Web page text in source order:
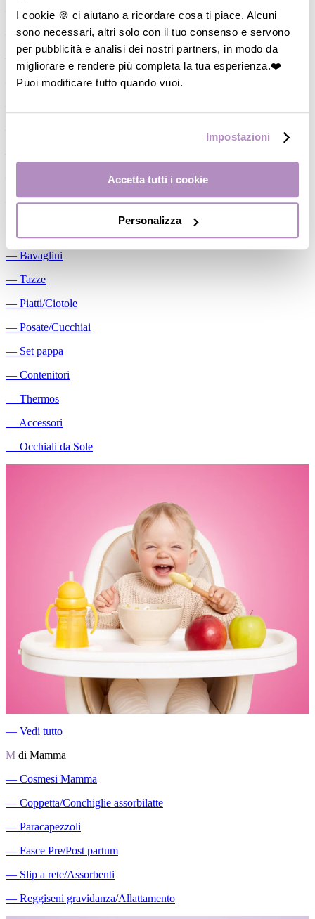
I cookie 🍪 ci aiutano a ricordare cosa ti piace. Alcuni
sono necessari, altri solo con il tuo consenso e servono
per pubblicità e analisi dei nostri partners, in modo da
migliorare e rendere più completa la tua esperienza.❤️
Puoi modificare tutto quando vuoi.
Impostazioni
Accetta tutti i cookie
Personalizza
―
Cuscini allattamento
―Biberon
―
Tettarelle
―Succhietti
Conservalatte Materno
―Massaggiagengive
― Bavaglini
― Tazze
― Piatti/Ciotole
― Posate/Cucchiai
― Set pappa
― Contenitori
― Thermos
― Accessori
― Occhiali da Sole
― Vedi tutto
M di Mamma
― Cosmesi Mamma
― Coppetta/Conchiglie assorbilatte
― Paracapezzoli
― Fasce Pre/Post partum
― Slip a rete/Assorbenti
― Reggiseni gravidanza/Allattamento